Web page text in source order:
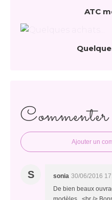
ATC
Ajouter un
S sonia 30/06/2016
De bien beaux